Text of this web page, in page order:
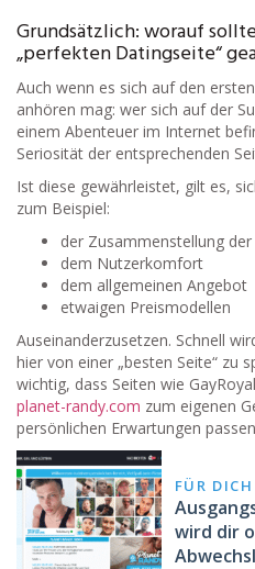
Grundsätzlich: worauf
„perfekten Datingseite“
Auch wenn es sich auf den
anhören mag: wer sich auf der
einem Abenteuer im Internet
Seriosität der entsprechenden
Ist diese gewährleistet, gilt es,
zum Beispiel:
der Zusammenstellung
dem Nutzerkomfort
dem allgemeinen Angebot
etwaigen Preismodellen
Auseinanderzusetzen. Schnell
hier von einer „besten Seite“ zu
wichtig, dass Seiten wie
planet-randy.com zum eigenen
persönlichen Erwartungen
FÜR
wird dir